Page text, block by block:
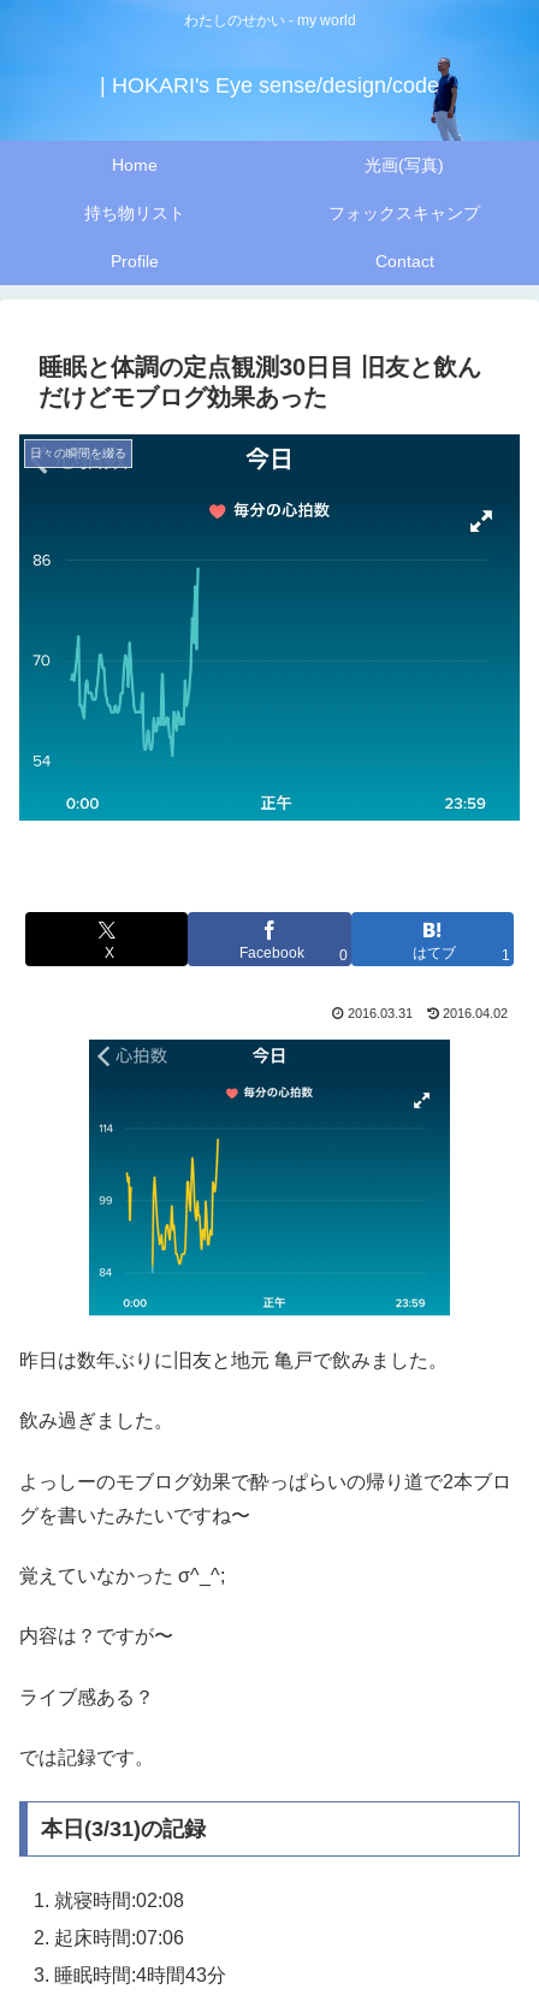
わたしのせかい - my world
| HOKARI's Eye sense/design/code
Home 光画(写真)
持ち物リスト フォックスキャンプ
Profile Contact
睡眠と体調の定点観測30日目 旧友と飲ん
だけどモブログ効果あった
日々の瞬間を綴る
X Facebook 0 はてブ 1
2016.03.31 2016.04.02
昨日は数年ぶりに旧友と地元 亀戸で飲みました。
飲み過ぎました。
よっしーのモブログ効果で酔っぱらいの帰り道で2本ブロ
グを書いたみたいですね〜
覚えていなかった σ^_^;
内容は？ですが〜
ライブ感ある？
では記録です。
本日(3/31)の記録
就寝時間:02:08
起床時間:07:06
睡眠時間:4時間43分